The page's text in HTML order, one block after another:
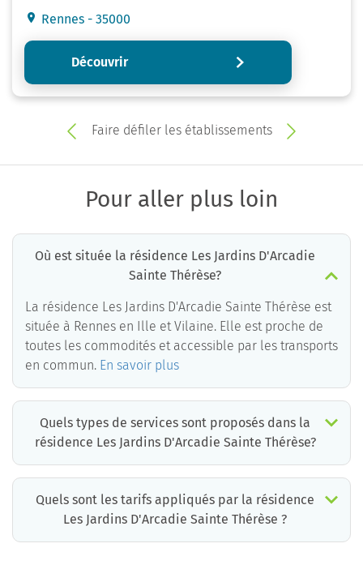
Rennes - 35000
Découvrir
Faire défiler les établissements
Pour aller plus loin
Où est située la résidence Les Jardins D'Arcadie
Sainte Thérèse?
La résidence Les Jardins D'Arcadie Sainte Thérèse est
située à Rennes en Ille et Vilaine. Elle est proche de
toutes les commodités et accessible par les transports
en commun. En savoir plus
Quels types de services sont proposés dans la
résidence Les Jardins D'Arcadie Sainte Thérèse?
Quels sont les tarifs appliqués par la résidence
Les Jardins D'Arcadie Sainte Thérèse ?